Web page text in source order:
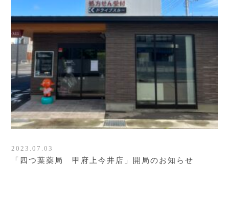
2023.07.03
「四つ葉薬局 甲府上今井店」開局のお知らせ